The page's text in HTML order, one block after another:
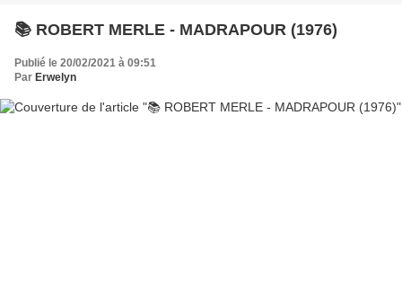
📚 ROBERT MERLE - MADRAPOUR (1976)
Publié le 20/02/2021 à 09:51
Par Erwelyn